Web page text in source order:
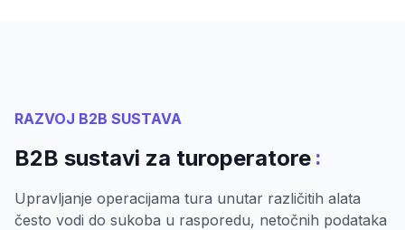
RAZVOJ B2B SUSTAVA
B2B sustavi za turoperatore :
Upravljanje operacijama tura unutar različitih alata
često vodi do sukoba u rasporedu, netočnih podataka